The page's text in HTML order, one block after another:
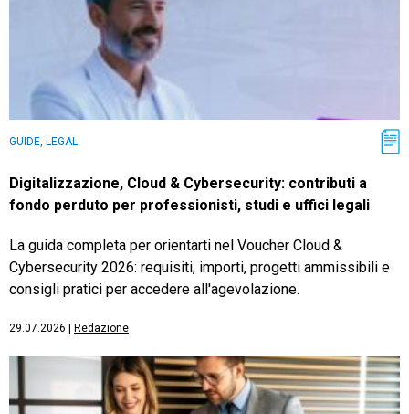
GUIDE, LEGAL
Digitalizzazione, Cloud & Cybersecurity: contributi a
fondo perduto per professionisti, studi e uffici legali
La guida completa per orientarti nel Voucher Cloud &
Cybersecurity 2026: requisiti, importi, progetti ammissibili e
consigli pratici per accedere all'agevolazione.
29.07.2026 Redazione